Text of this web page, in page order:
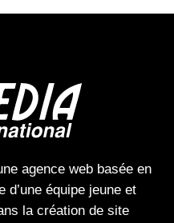
agence webbasée en
d’une équipe jeune et
la création de site